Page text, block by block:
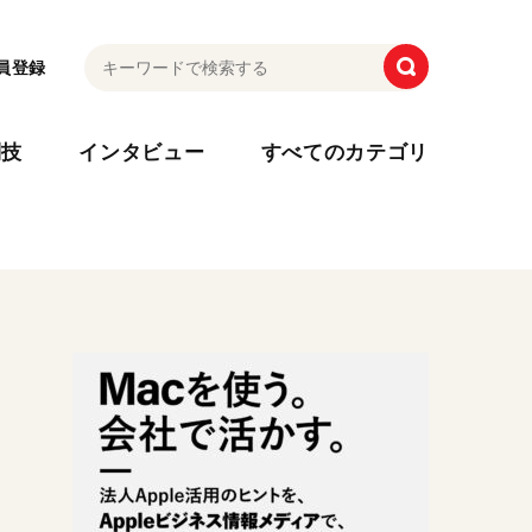
登録
インタビュー すべてのカテゴリ